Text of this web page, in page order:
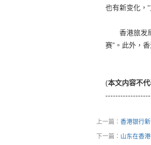
也有新变化，
香港旅发局
赛”。此外，
(本文内容不
上一篇： 香港银行
下一篇： 山东在香